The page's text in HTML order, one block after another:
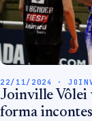
22/11/2024 ·
Joinville Vôlei
forma